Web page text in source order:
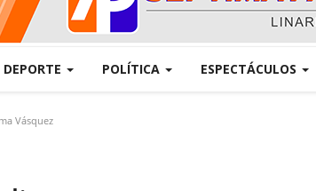
DEPORTE POLÍTICA ESPECTÁCULOS
Vásquez